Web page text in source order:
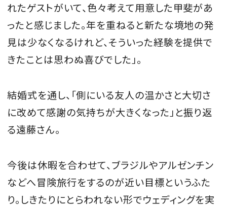
れたゲストがいて、色々考えて用意した甲斐があ
ったと感じました。年を重ねると新たな境地の発
見は少なくなるけれど、そういった経験を提供で
きたことは思わぬ喜びでした」。
結婚式を通し、「側にいる友人の温かさと大切さ
に改めて感謝の気持ちが大きくなった」と振り返
る遠藤さん。
今後は休暇を合わせて、ブラジルやアルゼンチン
などへ冒険旅行をするのが近い目標というふた
り。しきたりにとらわれない形でウェディングを実